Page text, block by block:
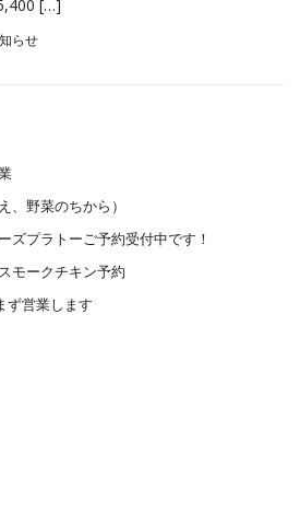
[…]
らせ
、野菜のちから）
ズプラトーご予約受付中です！
モークチキン予約
ず営業します